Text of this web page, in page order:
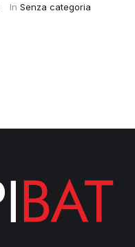
In Senza categoria